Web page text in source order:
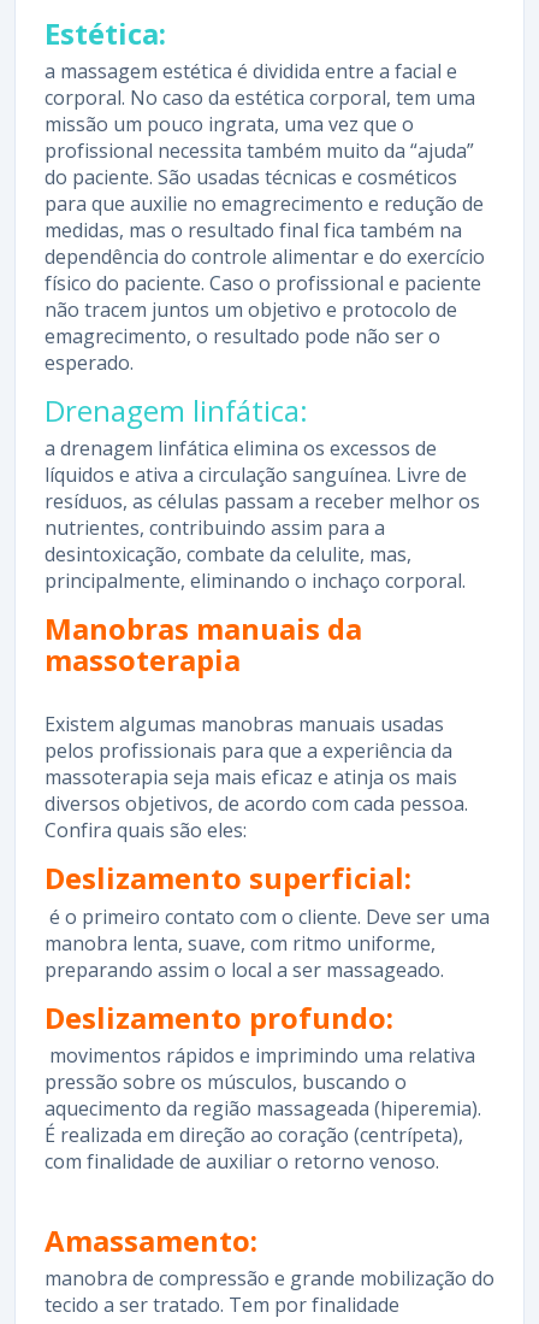
Estética:
a massagem estética é dividida entre a facial e
corporal. No caso da estética corporal, tem uma
missão um pouco ingrata, uma vez que o
profissional necessita também muito da “ajuda”
do paciente. São usadas técnicas e cosméticos
para que auxilie no emagrecimento e redução de
medidas, mas o resultado final fica também na
dependência do controle alimentar e do exercício
físico do paciente. Caso o profissional e paciente
não tracem juntos um objetivo e protocolo de
emagrecimento, o resultado pode não ser o
esperado.
Drenagem linfática:
a drenagem linfática elimina os excessos de
líquidos e ativa a circulação sanguínea. Livre de
resíduos, as células passam a receber melhor os
nutrientes, contribuindo assim para a
desintoxicação, combate da celulite, mas,
principalmente, eliminando o inchaço corporal.
Manobras manuais da
massoterapia
Existem algumas manobras manuais usadas
pelos profissionais para que a experiência da
massoterapia seja mais eficaz e atinja os mais
diversos objetivos, de acordo com cada pessoa.
Confira quais são eles:
Deslizamento superficial:
é o primeiro contato com o cliente. Deve ser uma
manobra lenta, suave, com ritmo uniforme,
preparando assim o local a ser massageado.
Deslizamento profundo:
movimentos rápidos e imprimindo uma relativa
pressão sobre os músculos, buscando o
aquecimento da região massageada (hiperemia).
É realizada em direção ao coração (centrípeta),
com finalidade de auxiliar o retorno venoso.
Amassamento:
manobra de compressão e grande mobilização do
tecido a ser tratado. Tem por finalidade